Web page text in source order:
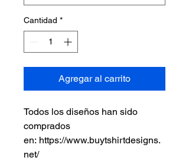
Cantidad *
Agregar al carrito
Todos los diseños han sido
comprados
en: https://www.buytshirtdesigns.
net/